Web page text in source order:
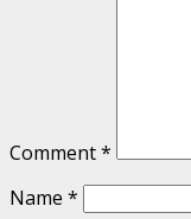
Comment*
Name *